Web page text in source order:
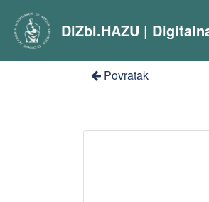
DiZbi.HAZU |
Povratak